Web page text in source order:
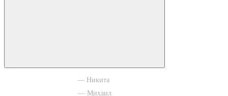
— Никита
— Михаил